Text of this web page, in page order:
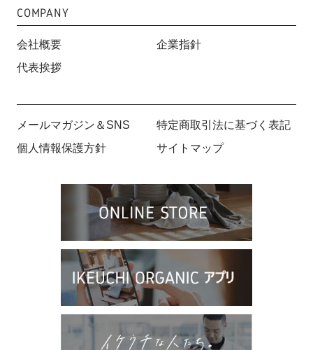
COMPANY
会社概要
企業指針
代表挨拶
メールマガジン＆SNS
特定商取引法に基づく表記
個人情報保護方針
サイトマップ